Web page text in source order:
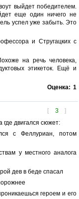
выйдет победителем.
еще один ничего не
успел уже забыть. Это
и Стругацких с
на речь человека,
этикеток. Ещё и
Оценка: 1
[ 3 ]
где двигался сюжет:
с Феллуриан, потом
у местного аналога
дев в беде спасал
героем и его